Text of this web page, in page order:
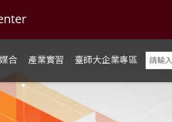
合 產業實習 臺師大企業專區